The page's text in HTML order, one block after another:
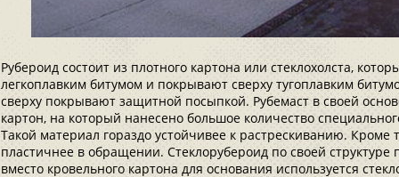
Рубероид состоит из плотного картона или стеклохолста,
легкоплавким битумом и покрывают сверху тугоплавким
сверху покрывают защитной посыпкой. Рубемаст в своей
картон, на который нанесено большое количество
Такой материал гораздо устойчивее к растрескиванию. Кроме
пластичнее в обращении. Стеклорубероид по своей структуре
вместо кровельного картона для основания используется